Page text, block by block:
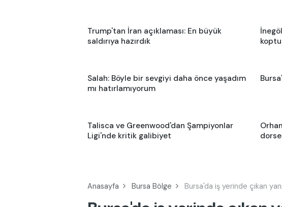
Trump'tan İran açıklaması: En büyük
saldırıya hazırdık
koptu
Salah: Böyle bir sevgiyi daha önce yaşadım
mı hatırlamıyorum
Talisca ve Greenwood'dan Şampiyonlar
Ligi'nde kritik galibiyet
Anasayfa Bursa Bölge Bursa'da iş yerinde çıkan